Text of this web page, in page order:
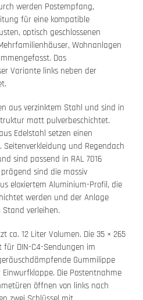
werden Postempfang,
für eine kompatible
optisch geschlossenen
Wohnanlagen
Das
Variante links neben der
aus verzinktem Stahl und sind in
matt pulverbeschichtet.
Edelstahl setzen einen
Seitenverkleidung und Regendach
sind passend in RAL 7016
sind die massiv
eloxiertem Aluminium-Profil, die
werden und der Anlage
verleihen.
ca. 12 Liter Volumen. Die 35 × 265
DIN-C4-Sendungen im
Gummilippe
Die Postentnahme
öffnen von links nach